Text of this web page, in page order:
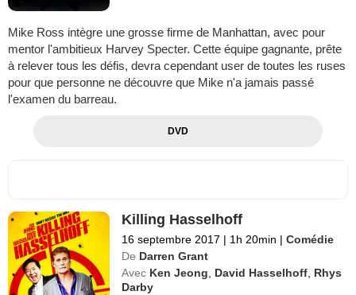
Mike Ross intègre une grosse firme de Manhattan, avec pour
mentor l'ambitieux Harvey Specter. Cette équipe gagnante, prête
à relever tous les défis, devra cependant user de toutes les ruses
pour que personne ne découvre que Mike n'a jamais passé
l'examen du barreau.
DVD
Killing Hasselhoff
16 septembre 2017 | 1h 20min | Comédie
De Darren Grant
Avec Ken Jeong David Hasselhoff Rhys
Darby